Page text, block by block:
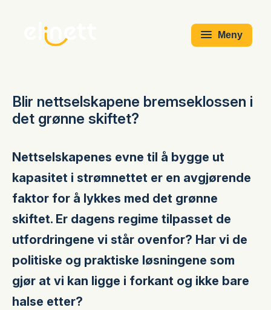
Meny
Blir nettselskapene bremseklossen i
det grønne skiftet?
Nettselskapenes evne til å bygge ut
kapasitet i strømnettet er en avgjørende
faktor for å lykkes med det grønne
skiftet. Er dagens regime tilpasset de
utfordringene vi står ovenfor? Har vi de
politiske og praktiske løsningene som
gjør at vi kan ligge i forkant og ikke bare
halse etter?